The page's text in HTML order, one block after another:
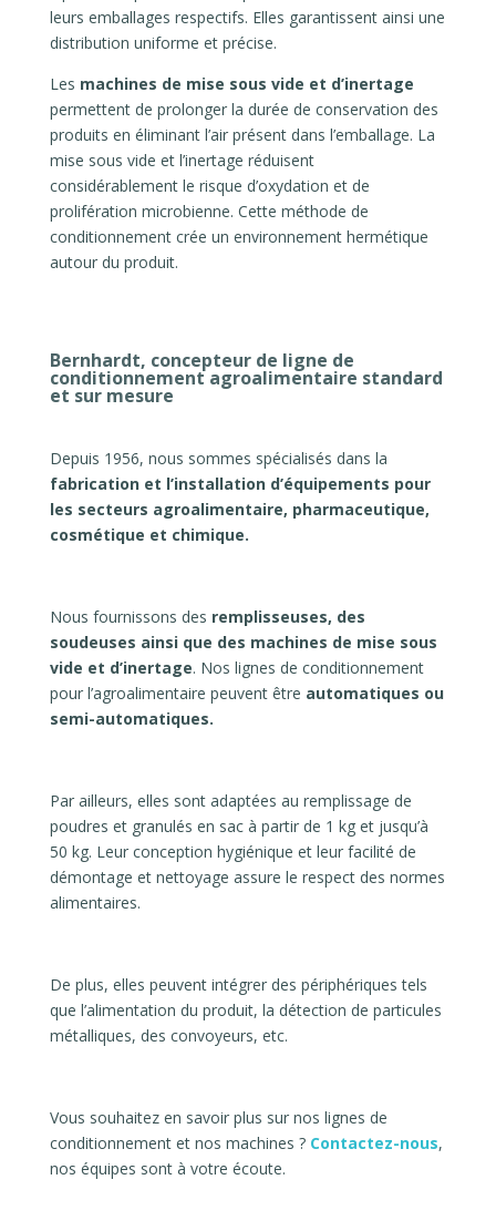
leurs emballages respectifs. Elles garantissent ainsi une
distribution uniforme et précise.
Les machines de mise sous vide et d’inertage
permettent de prolonger la durée de conservation des
produits en éliminant l’air présent dans l’emballage. La
mise sous vide et l’inertage réduisent
considérablement le risque d’oxydation et de
prolifération microbienne. Cette méthode de
conditionnement crée un environnement hermétique
autour du produit.
Bernhardt, concepteur de ligne de
conditionnement agroalimentaire standard
et sur mesure
Depuis 1956, nous sommes spécialisés dans la
fabrication et l’installation d’équipements pour
les secteurs agroalimentaire, pharmaceutique,
cosmétique et chimique.
Nous fournissons des remplisseuses, des
soudeuses ainsi que des machines de mise sous
vide et d’inertage. Nos lignes de conditionnement
pour l’agroalimentaire peuvent être automatiques ou
semi-automatiques.
Par ailleurs, elles sont adaptées au remplissage de
poudres et granulés en sac à partir de 1 kg et jusqu’à
50 kg. Leur conception hygiénique et leur facilité de
démontage et nettoyage assure le respect des normes
alimentaires.
De plus, elles peuvent intégrer des périphériques tels
que l’alimentation du produit, la détection de particules
métalliques, des convoyeurs, etc.
Vous souhaitez en savoir plus sur nos lignes de
conditionnement et nos machines ? Contactez-nous,
nos équipes sont à votre écoute.